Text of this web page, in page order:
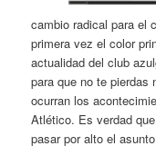
cambio radical para el
primera vez el color
actualidad del club
para que no te pierdas
ocurran los
Atlético. Es verdad
pasar por alto el